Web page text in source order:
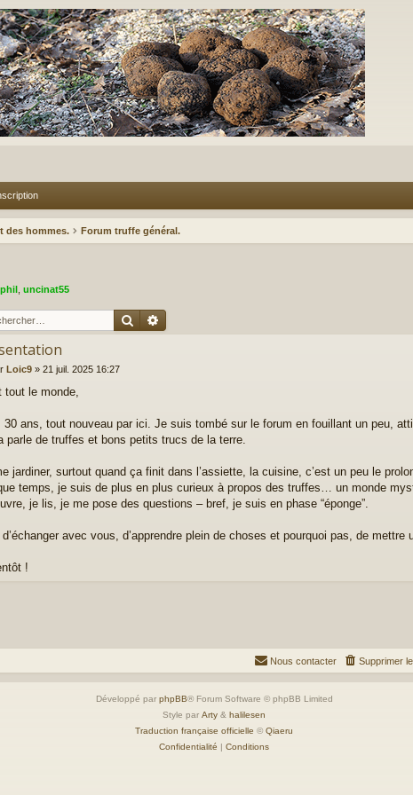
des hommes. Forum truffe général.
phil uncinat55
Rechercher
Loic9» 21 juil. 2025 16:27
tout le monde,
30 ans, tout nouveau par ici. Je suis tombé sur le forum en fouillant un peu,
parle de truffes et bons petits trucs de la terre.
jardiner, surtout quand ça finit dans l’assiette, la cuisine, c’est un peu le
temps, je suis de plus en plus curieux à propos des truffes… un monde
je lis, je me pose des questions – bref, je suis en phase “éponge”.
d’échanger avec vous, d’apprendre plein de choses et pourquoi pas, de
!
Supprimer
Nous contacter
Développé par phpBB® Forum Software © phpBB Limited
Style par Arty & halilesen
Traduction française officielle © Qiaeru
Confidentialité | Conditions